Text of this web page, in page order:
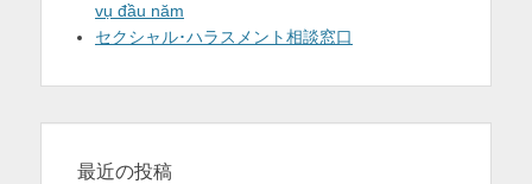
vụ đầu năm
セクシャル･ハラスメント相談窓口
最近の投稿